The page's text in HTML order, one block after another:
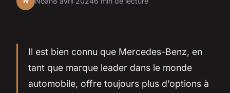
Il est bien connu que Mercedes-Benz, en
tant que marque leader dans le monde
automobile, offre toujours plus d’options à